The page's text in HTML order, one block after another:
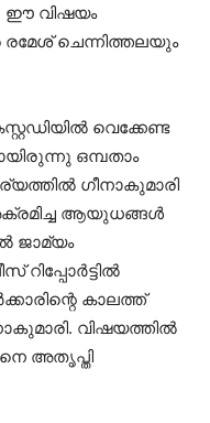
ഈ വിഷയം
രമേശ് ചെന്നിത്തലയും
വെക്കേണ്ട
ഒമ്പതാം
ഗീനാകുമാരി
ആയുധങ്ങൾ
ജാമ്യം
കാലത്ത്
വിഷയത്തിൽ
അതൃപ്തി